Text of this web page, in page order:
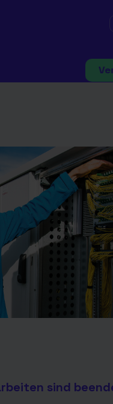
sind